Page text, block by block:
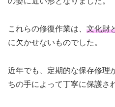
これらの修復作業は、 文化財
に欠かせないものでした。
近年でも、定期的な保存修理
ちの手によって丁寧に保護さ